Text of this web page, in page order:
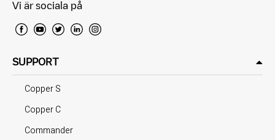
Vi är sociala på
SUPPORT
Copper S
Copper C
Commander